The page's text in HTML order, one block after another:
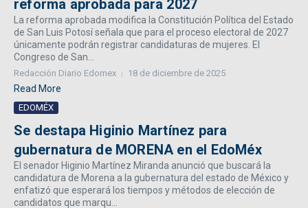
reforma aprobada para 2027
La reforma aprobada modifica la Constitución Política del Estado
de San Luis Potosí señala que para el proceso electoral de 2027
únicamente podrán registrar candidaturas de mujeres. El
Congreso de San...
Redacción Diario Edomex 18 de diciembre de 2025
Read More
EDOMÉX
Se destapa Higinio Martínez para
gubernatura de MORENA en el EdoMéx
El senador Higinio Martínez Miranda anunció que buscará la
candidatura de Morena a la gubernatura del estado de México y
enfatizó que esperará los tiempos y métodos de elección de
candidatos que marqu...